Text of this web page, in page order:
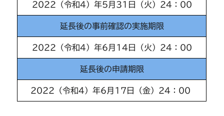
2022（令和4）年5月31日（火）24：00
延長後の事前確認の実施期限
2022（令和4）年6月14日（火）24：00
延長後の申請期限
2022（令和4）年6月17日（金）24：00